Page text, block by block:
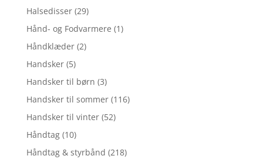
Halsedisser (29)
Hånd- og Fodvarmere (1)
Håndklæder (2)
Handsker (5)
Handsker til børn (3)
Handsker til sommer (116)
Handsker til vinter (52)
Håndtag (10)
Håndtag & styrbånd (218)